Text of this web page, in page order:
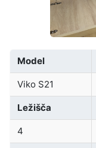
Model
Viko S21
Ležišča
4